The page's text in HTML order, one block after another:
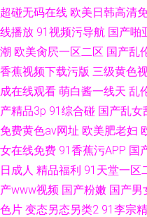
超碰无码在线 欧美日韩高清
线播放 91视频污导航 国产啪
潮 欧美肏屄一区二区 国产乱
香蕉视频下载污版 三级黄色
成在线观看 萌白酱一线天 乱
产精品3p 91综合碰 国产乱女
免费黄色av网址 欧美肥老妇
女在线免费 91香蕉污APP 国
日成人 精品福利 91天堂一区
产www视频 国产粉嫩 国产男
色片 变态另态另类2 91李宗